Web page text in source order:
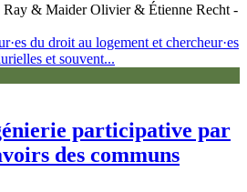
& Maider Olivier & Étienne Recht -
du droit au logement et chercheur·es
et souvent...
participative par
des communs